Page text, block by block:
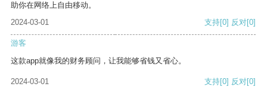
助你在网络上自由移动。
2024-03-01
支持[0] 反对[0]
游客
这款app就像我的财务顾问，让我能够省钱又省心。
2024-03-01 支持[0] 反对[0]